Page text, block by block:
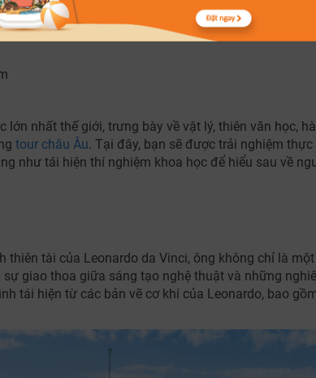
vật về động thực vật, hóa thạch và khoáng sản,
hòa mình vào không gian triển lãm hiện đại kết hợp
nhất thế giới, trưng bày về vật lý, thiên văn học,
tour châu Âu. Tại đây, bạn sẽ được trải nghiệm thực
như tái hiện thí nghiệm khoa học để hiểu sau về
tài của Leonardo da Vinci, ông không chỉ là
giao thoa giữa sáng tạo nghệ thuật và những
tái hiện từ các bản vẽ cơ khí của Leonardo, bao